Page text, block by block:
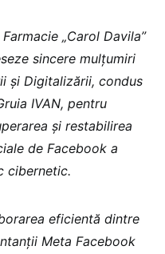
„Carol Davila”
sincere mulțumiri
și Digitalizării, condus
IVAN, pentru
și restabilirea
de Facebook a
cibernetic.
eficientă dintre
Meta Facebook